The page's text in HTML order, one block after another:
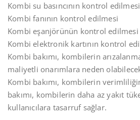
Kombi su basıncının kontrol edilmesi
Kombi fanının kontrol edilmesi
Kombi eşanjörünün kontrol edilmesi
Kombi elektronik kartının kontrol
Kombi bakımı, kombilerin
maliyetli onarımlara neden
Kombi bakımı, kombilerin
bakımı, kombilerin daha az yakıt
kullanıcılara tasarruf sağlar.